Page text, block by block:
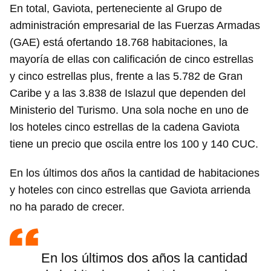
En total, Gaviota, perteneciente al Grupo de
administración empresarial de las Fuerzas Armadas
(GAE) está ofertando 18.768 habitaciones, la
mayoría de ellas con calificación de cinco estrellas
y cinco estrellas plus, frente a las 5.782 de Gran
Caribe y a las 3.838 de Islazul que dependen del
Ministerio del Turismo. Una sola noche en uno de
los hoteles cinco estrellas de la cadena Gaviota
tiene un precio que oscila entre los 100 y 140 CUC.
En los últimos dos años la cantidad de habitaciones
y hoteles con cinco estrellas que Gaviota arrienda
no ha parado de crecer.
En los últimos dos años la cantidad